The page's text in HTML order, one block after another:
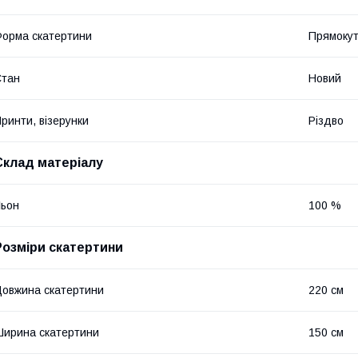
скатертини
Новий
візерунки Різдво
матеріалу
100 %
скатертини
скатертини 220 см
скатертини 150 см